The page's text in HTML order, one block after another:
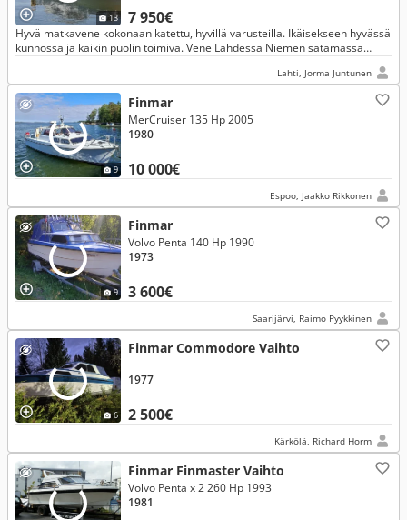
13 7 950€
Hyvä matkavene kokonaan katettu, hyvillä varusteilla. Ikäisekseen hyvässä
kunnossa ja kaikin puolin toimiva. Vene Lahdessa Niemen satamassa
Lahti, Jorma Juntunen
9
Finmar
10 000€
MerCruiser 135 Hp 2005
1980
Espoo, Jaakko Rikkonen
9
Finmar
3 600€
Volvo Penta 140 Hp 1990
1973
Saarijärvi, Raimo Pyykkinen
6
Finmar Commodore Vaihto
2 500€
1977
Kärkölä, Richard Horm
Finmar Finmaster Vaihto
Volvo Penta x 2 260 Hp 1993
1981